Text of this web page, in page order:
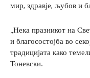
мир, здравје, љубов и
„Нека празникот на
и благосостојба во
традицијата како
Тоневски.